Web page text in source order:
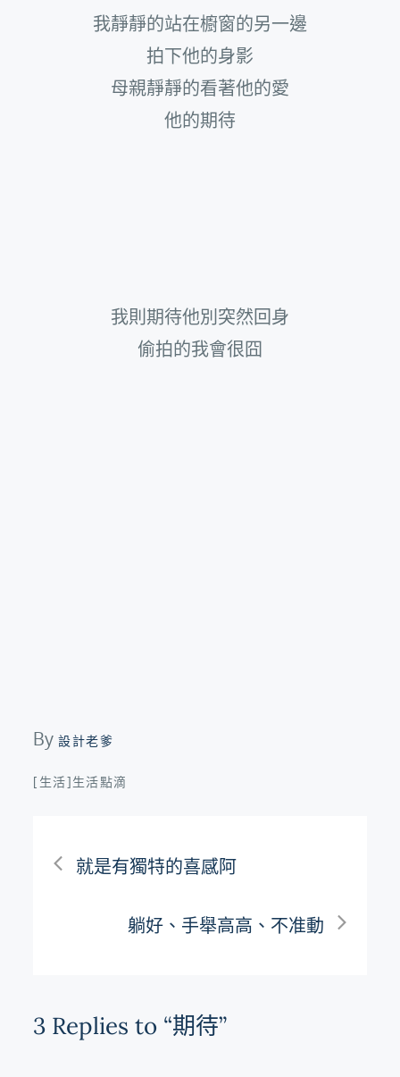
我靜靜的站在櫥窗的另一邊
拍下他的身影
母親靜靜的看著他的愛
他的期待
我則期待他別突然回身
偷拍的我會很囧
By設計老爹
[生活]生活點滴
文
覽
就是有獨特的喜感阿
躺好、手舉高高、不准動
3 Replies to “期待”